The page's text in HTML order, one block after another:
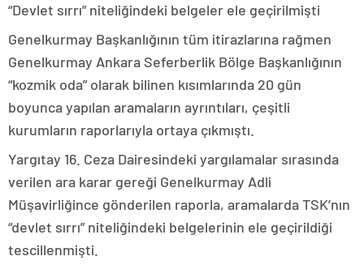
“Devlet sırrı” niteliğindeki belgeler ele geçirilmişti
Genelkurmay Başkanlığının tüm itirazlarına rağmen
Genelkurmay Ankara Seferberlik Bölge Başkanlığının
“kozmik oda” olarak bilinen kısımlarında 20 gün
boyunca yapılan aramaların ayrıntıları, çeşitli
kurumların raporlarıyla ortaya çıkmıştı.
Yargıtay 16. Ceza Dairesindeki yargılamalar sırasında
verilen ara karar gereği Genelkurmay Adli
Müşavirliğince gönderilen raporla, aramalarda TSK’nın
“devlet sırrı” niteliğindeki belgelerinin ele geçirildiği
tescillenmişti.